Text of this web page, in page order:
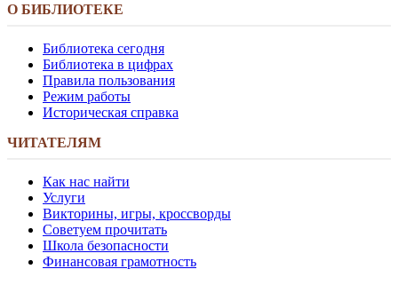
О БИБЛИОТЕКЕ
Библиотека сегодня
Библиотека в цифрах
Правила пользования
Режим работы
Историческая справка
ЧИТАТЕЛЯМ
Как нас найти
Услуги
Викторины, игры, кроссворды
Советуем прочитать
Школа безопасности
Финансовая грамотность